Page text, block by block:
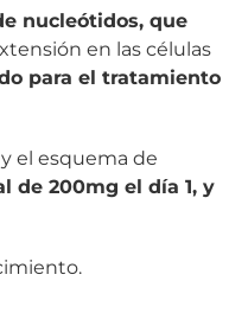
nucleótidos, que
en las células
para el tratamiento
el esquema de
de 200mg el día 1, y